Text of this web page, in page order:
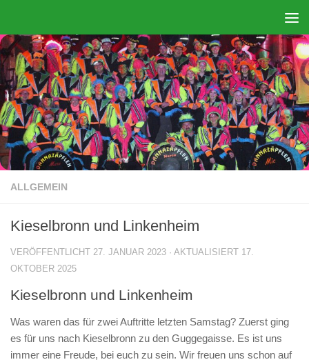
ALLGEMEIN
Kieselbronn und Linkenheim
VERÖFFENTLICHT 27. JANUAR 2023 · AKTUALISIERT 17.
OKTOBER 2025
Kieselbronn und Linkenheim
Was waren das für zwei Auftritte letzten Samstag? Zuerst ging
es für uns nach Kieselbronn zu den Guggegaisse. Es ist uns
immer eine Freude, bei euch zu sein. Wir freuen uns schon auf